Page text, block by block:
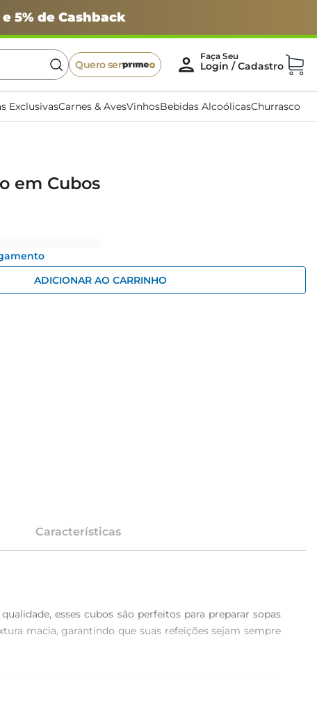
5% de Cashback
Quero ser
ExclusivasCarnes & AvesVinhosBebidas AlcoólicasChurrasco
em Cubos
ADICIONAR AO CARRINHO
Características
esses cubos são perfeitos para preparar sopas
macia, garantindo que suas refeições sejam sempre
facilita o preparo, permitindo que você economize